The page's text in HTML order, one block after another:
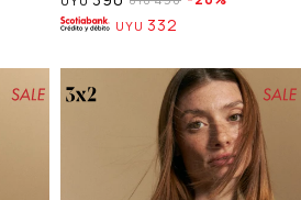
UYU 332